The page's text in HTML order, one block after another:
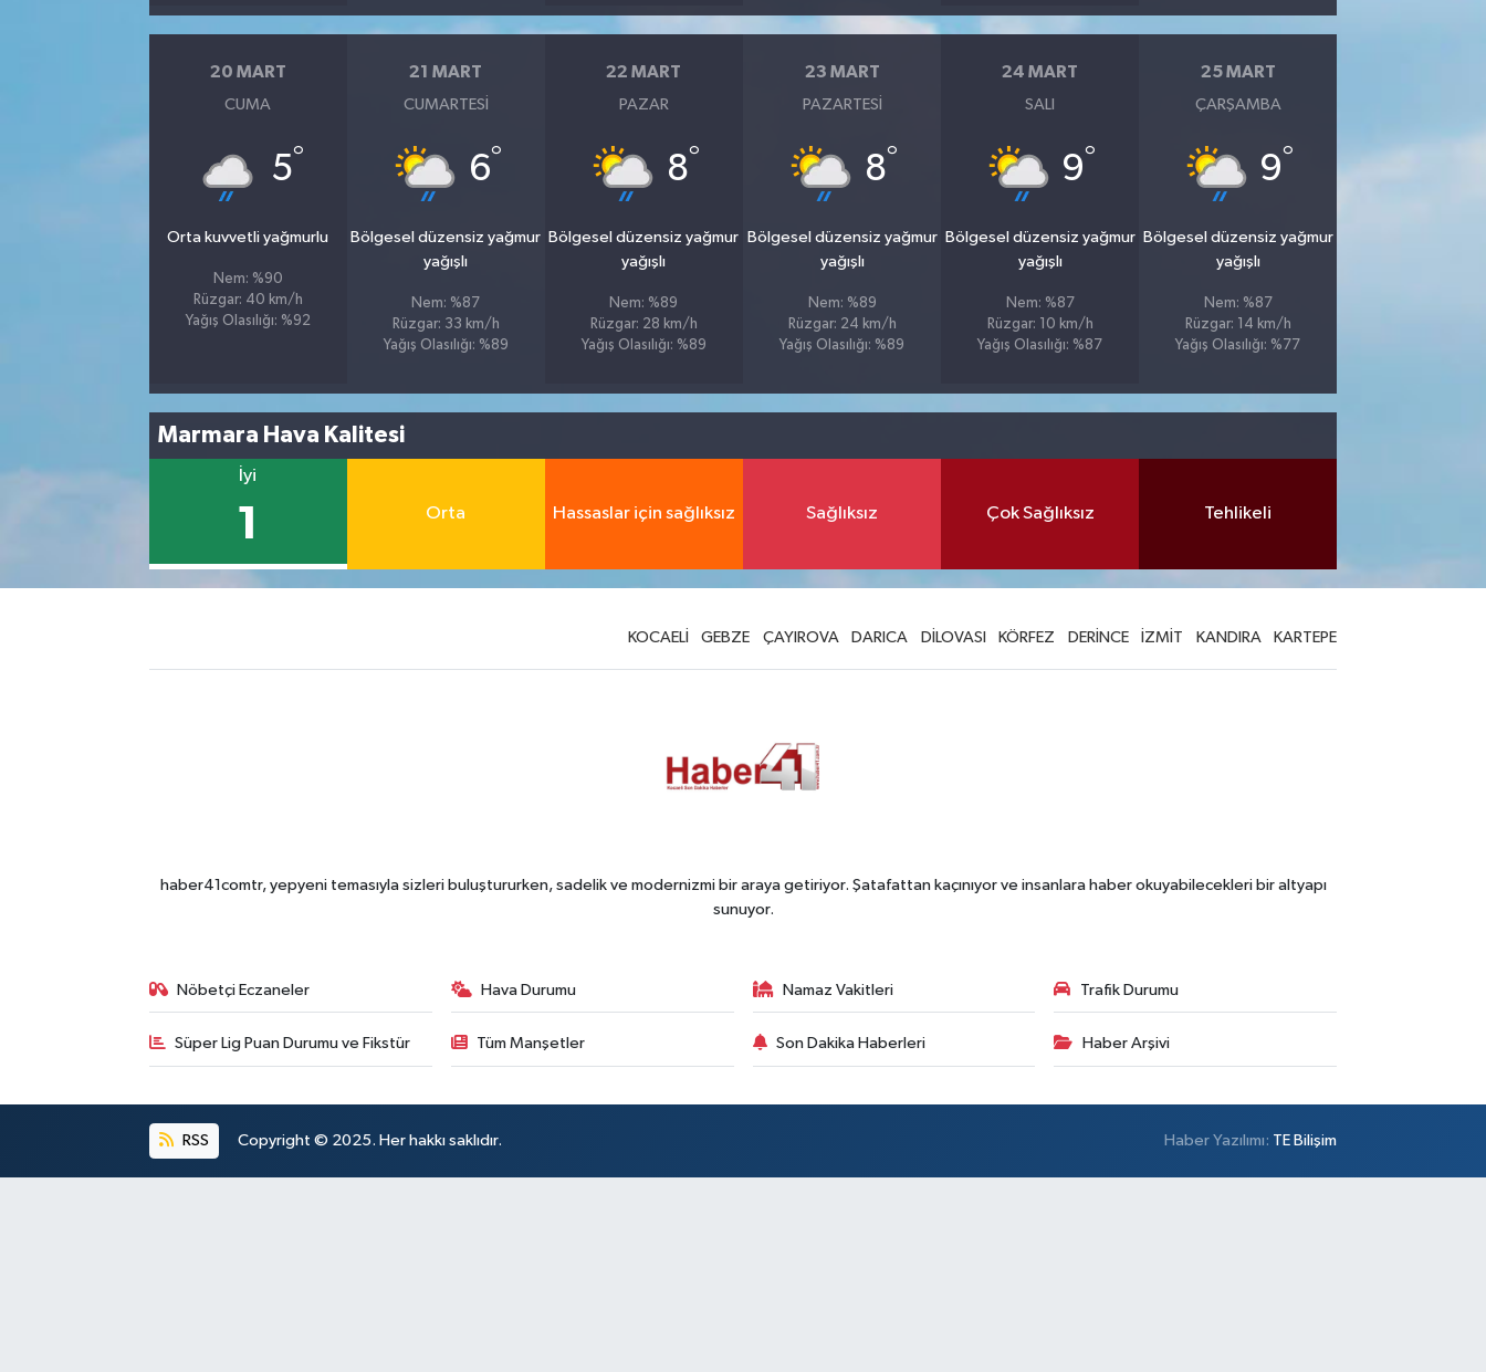
20 MART
CUMA
5°
Orta kuvvetli yağmurlu
Nem: %90
Rüzgar: 40 km/h
Yağış Olasılığı: %92
21 MART
CUMARTESI
6°
Bölgesel düzensiz yağmur
yağışlı
Nem: %87
Rüzgar: 33 km/h
Yağış Olasılığı: %89
22 MART
PAZAR
8°
Bölgesel düzensiz yağmur
yağışlı
Nem: %89
Rüzgar: 28 km/h
Yağış Olasılığı: %89
23 MART
PAZARTESI
8°
Bölgesel düzensiz yağmur
yağışlı
Nem: %89
Rüzgar: 24 km/h
Yağış Olasılığı: %89
24 MART
SALI
9°
Bölgesel düzensiz yağmur
yağışlı
Nem: %87
Rüzgar: 10 km/h
Yağış Olasılığı: %87
25 MART
ÇARŞAMBA
9°
Bölgesel düzensiz yağmur
yağışlı
Nem: %87
Rüzgar: 14 km/h
Yağış Olasılığı: %77
Marmara Hava Kalitesi
İyi
1 Orta Hassaslar için sağlıksız Sağlıksız Çok Sağlıksız Tehlikeli
KOCAELİ GEBZE ÇAYIROVA DARICA DİLOVASI KÖRFEZ DERİNCE İZMİT KANDIRA KARTEPE
haber41comtr, yepyeni temasıyla sizleri buluştururken, sadelik ve modernizmi bir araya getiriyor. Şatafattan kaçınıyor ve insanlara haber okuyabilecekleri bir altyapı
sunuyor.
Nöbetçi Eczaneler Hava Durumu Namaz Vakitleri Trafik Durumu
Süper Lig Puan Durumu ve Fikstür Tüm Manşetler Son Dakika Haberleri Haber Arşivi
RSS Copyright © 2025. Her hakkı saklıdır. Haber Yazılımı: TE Bilişim